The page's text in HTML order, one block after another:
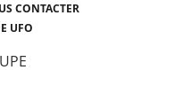
CONTACTER
UFO